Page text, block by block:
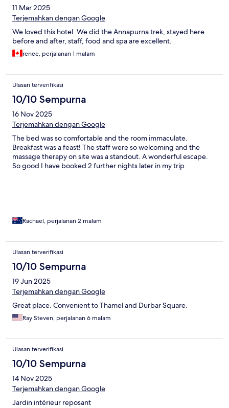
11 Mar 2025
Terjemahkan dengan Google
We loved this hotel. We did the Annapurna trek, stayed here
before and after, staff, food and spa are excellent.
renee, perjalanan 1 malam
Ulasan terverifikasi
10/10 Sempurna
16 Nov 2025
Terjemahkan dengan Google
The bed was so comfortable and the room immaculate.
Breakfast was a feast! The staff were so welcoming and the
massage therapy on site was a standout. A wonderful escape.
So good I have booked 2 further nights later in my trip
Rachael, perjalanan 2 malam
Ulasan terverifikasi
10/10 Sempurna
19 Jun 2025
Terjemahkan dengan Google
Great place. Convenient to Thamel and Durbar Square.
Ray Steven, perjalanan 6 malam
Ulasan terverifikasi
10/10 Sempurna
14 Nov 2025
Terjemahkan dengan Google
Jardin intérieur reposant